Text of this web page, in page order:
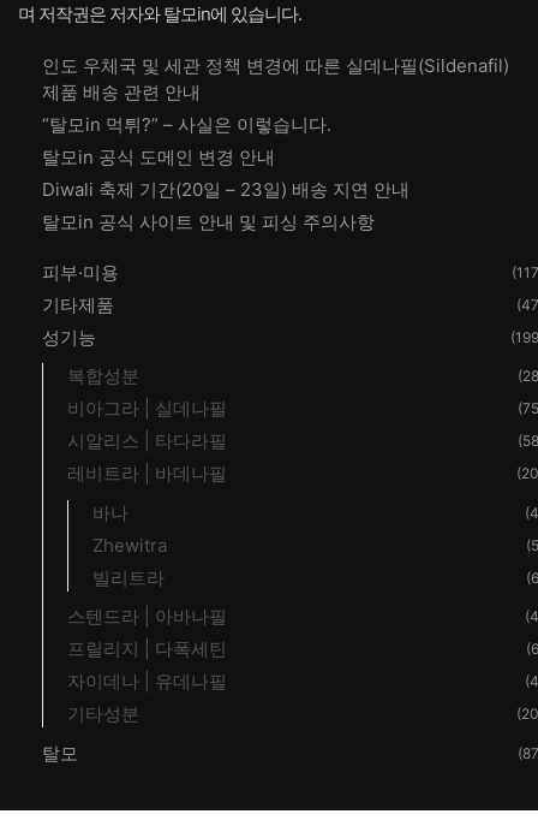
며 저작권은 저자와 탈모in에 있습니다.
인도 우체국 및 세관 정책 변경에 따른 실데나필(Sildenafil)
제품 배송 관련 안내
“탈모in 먹튀?” – 사실은 이렇습니다.
탈모in 공식 도메인 변경 안내
Diwali 축제 기간(20일 – 23일) 배송 지연 안내
탈모in 공식 사이트 안내 및 피싱 주의사항
피부·미용
기타제품
성기능
복합성분
비아그라 | 실데나필
시알리스 | 타다라필
레비트라 | 바데나필
바나
Zhewitra
빌리트라
스텐드라 | 아바나필
프릴리지 | 다폭세틴
자이데나 | 유데나필
기타성분
탈모